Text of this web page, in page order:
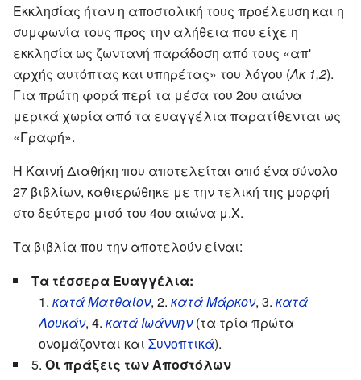
Εκκλησίας ήταν η αποστολική τους προέλευση και η
συμφωνία τους προς την αλήθεια που είχε η
εκκλησία ως ζωντανή παράδοση από τους «απ'
αρχής αυτόπτας και υπηρέτας» του λόγου (Λκ 1,2).
Για πρώτη φορά περί τα μέσα του 2ου αιώνα
μερικά χωρία από τα ευαγγέλια παρατίθενται ως
«Γραφή».
Η Καινή Διαθήκη που αποτελείται από ένα σύνολο
27 βιβλίων, καθιερώθηκε με την τελική της μορφή
στο δεύτερο μισό του 4ου αιώνα μ.Χ.
Τα βιβλία που την αποτελούν είναι:
Τα τέσσερα Ευαγγέλια:
1. κατά Ματθαίον, 2. κατά Μάρκον, 3. κατά
Λουκάν, 4. κατά Ιωάννην(τα τρία πρώτα
ονομάζονται και Συνοπτικά).
5. Οι πράξεις των Αποστόλων